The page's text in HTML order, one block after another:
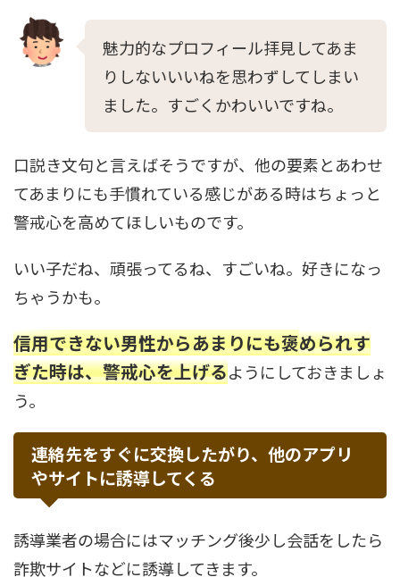
魅力的なプロフィール拝見してあま
りしないいいねを思わずしてしまい
ました。すごくかわいいですね。
口説き文句と言えばそうですが、他の要素とあわせ
てあまりにも手慣れている感じがある時はちょっと
警戒心を高めてほしいものです。
いい子だね、頑張ってるね、すごいね。好きになっ
ちゃうかも。
信用できない男性からあまりにも褒められす
ぎた時は、警戒心を上げるようにしておきましょ
う。
連絡先をすぐに交換したがり、他のアプリ
やサイトに誘導してくる
誘導業者の場合にはマッチング後少し会話をしたら
詐欺サイトなどに誘導してきます。